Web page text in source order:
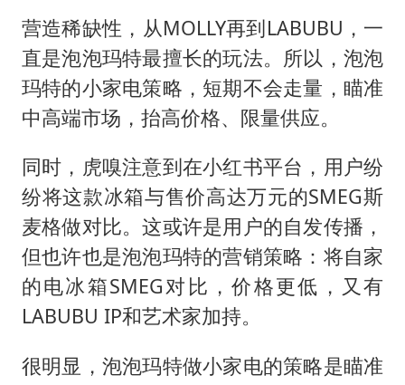
营造稀缺性，从MOLLY再到LABUBU，一
直是泡泡玛特最擅长的玩法。所以，泡泡
玛特的小家电策略，短期不会走量，瞄准
中高端市场，抬高价格、限量供应。
同时，虎嗅注意到在小红书平台，用户纷
纷将这款冰箱与售价高达万元的SMEG斯
麦格做对比。这或许是用户的自发传播，
但也许也是泡泡玛特的营销策略：将自家
的电冰箱SMEG对比，价格更低，又有
LABUBU IP和艺术家加持。
很明显，泡泡玛特做小家电的策略是瞄准